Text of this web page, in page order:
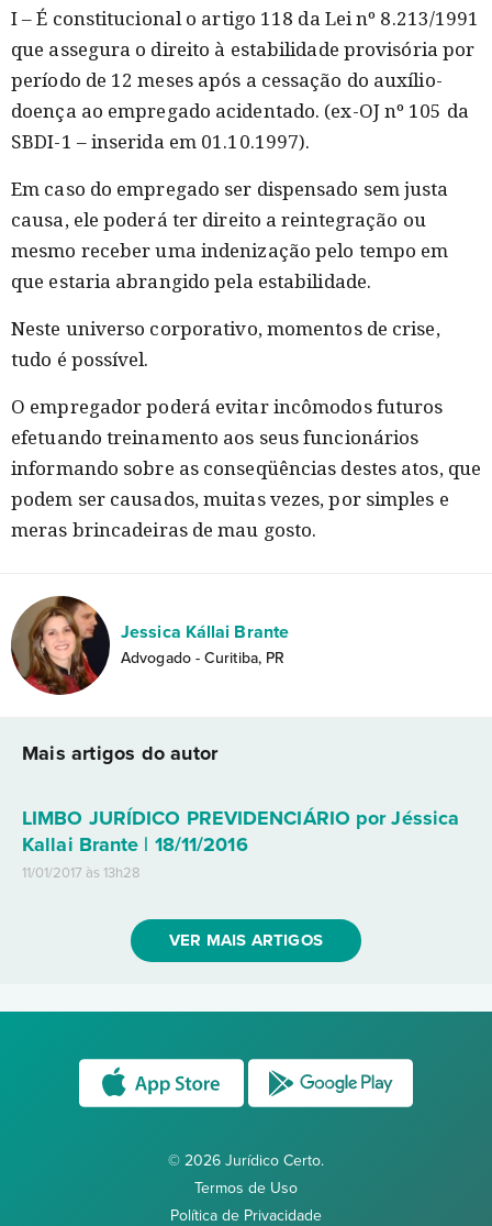
I – É constitucional o artigo 118 da Lei nº 8.213/1991
que assegura o direito à estabilidade provisória por
período de 12 meses após a cessação do auxílio-
doença ao empregado acidentado. (ex-OJ nº 105 da
SBDI-1 – inserida em 01.10.1997).
Em caso do empregado ser dispensado sem justa
causa, ele poderá ter direito a reintegração ou
mesmo receber uma indenização pelo tempo em
que estaria abrangido pela estabilidade.
Neste universo corporativo, momentos de crise,
tudo é possível.
O empregador poderá evitar incômodos futuros
efetuando treinamento aos seus funcionários
informando sobre as conseqüências destes atos, que
podem ser causados, muitas vezes, por simples e
meras brincadeiras de mau gosto.
Jessica Kállai Brante
Advogado - Curitiba, PR
Mais artigos do autor
LIMBO JURÍDICO PREVIDENCIÁRIO por Jéssica
Kallai Brante | 18/11/2016
11/01/2017 às 13h28
VER MAIS ARTIGOS
© 2026 Jurídico Certo.
Termos de Uso
Política de Privacidade